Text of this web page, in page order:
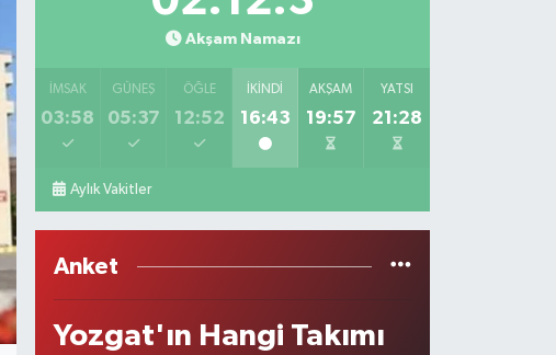
Akşam Namazı
İMSAK
03:58
GÜNEŞ
05:37
ÖĞLE
12:52
İKINDI
16:43
AKŞAM
19:57
YATSI
21:28
Aylık Vakitler
Anket
Yozgat'ın Hangi Takımı